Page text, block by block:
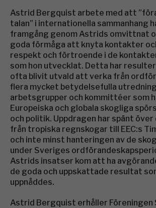
Astrid Bergquist arbete med att
talan” i internationella sammanhang
framgång genom Astrids omvittnat
goda förmåga att knyta kontakter
respekt och förtroende i de
som hon utvecklat. Detta har
ofta blivit utvald att verka från
flera mycket betydelsefulla
arbetsgrupper och kommittéer som
Europeiska och globala skogliga
och politik. Uppdragen har spänt
från tropiska regnskogar till EEC:s
och inte minst hanteringen av de
under Sveriges
Astrids insatser kom att ha
de goda och uppskattade resultat
uppnåddes.
Astrid Bergquist erhåller Föreningen